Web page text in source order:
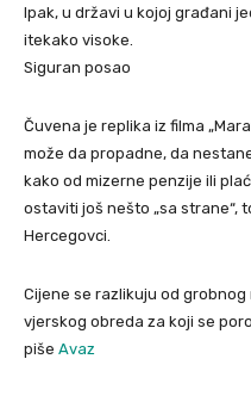
Ipak, u državi u kojoj građani
itekako visoke.
Siguran posao
Čuvena je replika iz filma
može da propadne, da
kako od mizerne penzije ili
ostaviti još nešto „sa strane“,
Hercegovci.
Cijene se razlikuju od
vjerskog obreda za koji se
piše Avaz